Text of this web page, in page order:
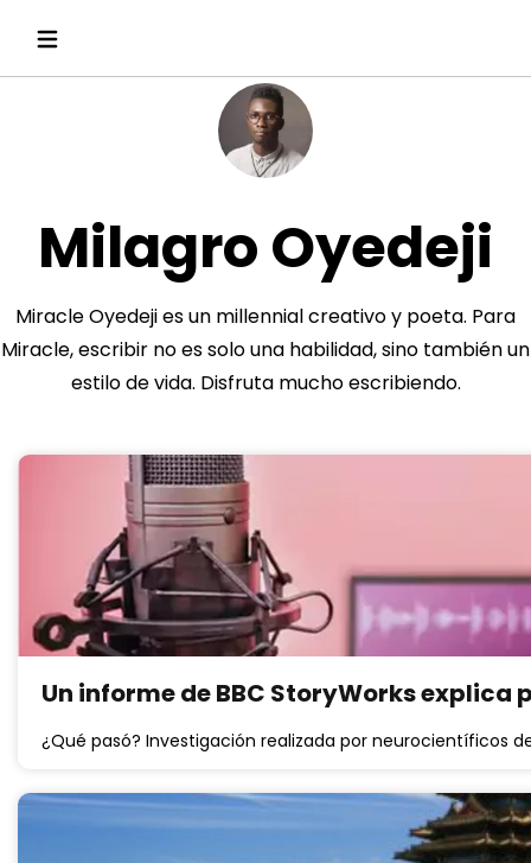
Milagro Oyedeji
Miracle Oyedeji es un millennial creativo y poeta. Para
Miracle, escribir no es solo una habilidad, sino también un
estilo de vida. Disfruta mucho escribiendo.
Un informe de BBC StoryWorks
¿Qué pasó? Investigación realizada por neurocientíficos